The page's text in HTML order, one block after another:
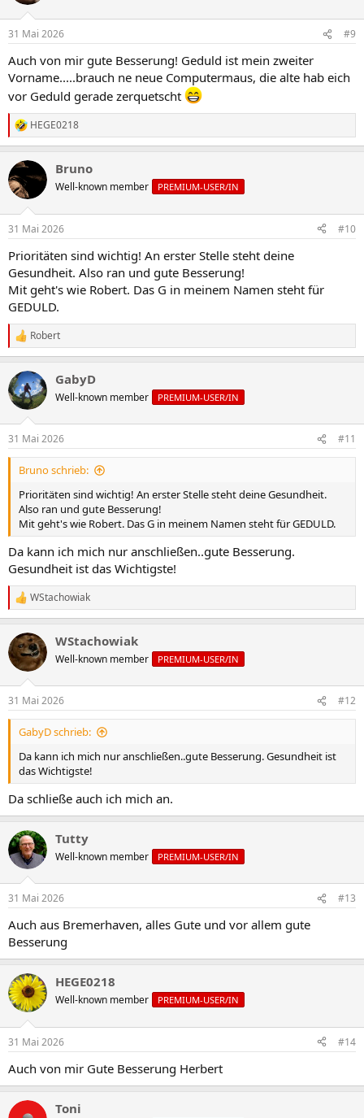
e
:
31 Mai 2026 #9
Auch von mir gute Besserung! Geduld ist mein zweiter
Vorname.....brauch ne neue Computermaus, die alte hab eich
vor Geduld gerade zerquetscht
R
e
k
t
i
e
:
HEGE0218
Bruno
Well-known member PREMIUM-USER/IN
31 Mai 2026 #10
Prioritäten sind wichtig! An erster Stelle steht deine
Gesundheit. Also ran und gute Besserung!
Mit geht's wie Robert. Das G in meinem Namen steht für
GEDULD.
R
e
k
t
i
e
n
Robert
GabyD
Well-known member PREMIUM-USER/IN
31 Mai 2026 #11
Bruno schrieb:
Prioritäten sind wichtig! An erster Stelle steht deine Gesundheit.
Also ran und gute Besserung!
Mit geht's wie Robert. Das G in meinem Namen steht für GEDULD.
Da kann ich mich nur anschließen..gute Besserung.
Gesundheit ist das Wichtigste!
R
e
k
t
i
e
n
WStachowiak
WStachowiak
Well-known member PREMIUM-USER/IN
31 Mai 2026 #12
GabyD schrieb:
Da kann ich mich nur anschließen..gute Besserung. Gesundheit ist
das Wichtigste!
Da schließe auch ich mich an.
Tutty
Well-known member PREMIUM-USER/IN
31 Mai 2026 #13
Auch aus Bremerhaven, alles Gute und vor allem gute
Besserung
HEGE0218
Well-known member PREMIUM-USER/IN
31 Mai 2026 #14
Auch von mir Gute Besserung Herbert
Toni